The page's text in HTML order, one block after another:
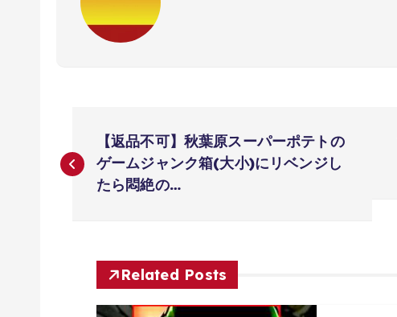
稿
【返品不可】秋葉原スーパーポテトの
ゲームジャンク箱(大小)にリベンジし
たら悶絶の…
Related Posts